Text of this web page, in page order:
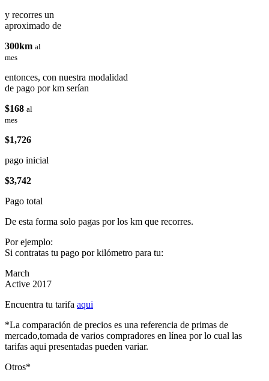
y recorres un
aproximado de
300km al
mes
entonces, con nuestra modalidad
de pago por km serían
$168 al
mes
$1,726
pago inicial
$3,742
Pago total
De esta forma solo pagas por los km que recorres.
Por ejemplo:
Si contratas tu pago por kilómetro para tu:
March
Active 2017
Encuentra tu tarifa aqui
*La comparación de precios es una referencia de primas de
mercado,tomada de varios compradores en línea por lo cual las
tarifas aqui presentadas pueden variar.
Otros*